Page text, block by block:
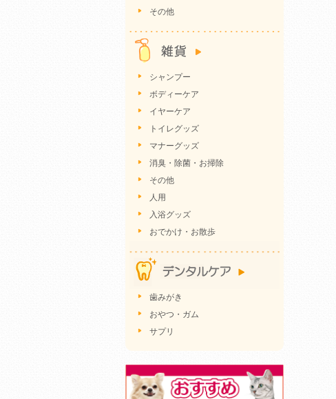
その他
シャンプー
ボディーケア
イヤーケア
トイレグッズ
マナーグッズ
消臭・除菌・お掃除
その他
人用
入浴グッズ
おでかけ・お散歩
歯みがき
おやつ・ガム
サプリ